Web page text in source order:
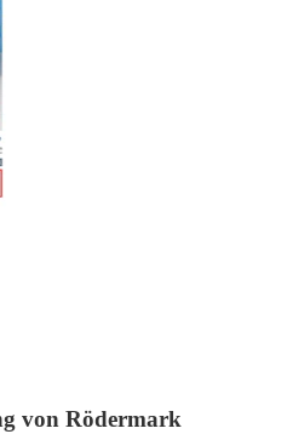
von Rödermark